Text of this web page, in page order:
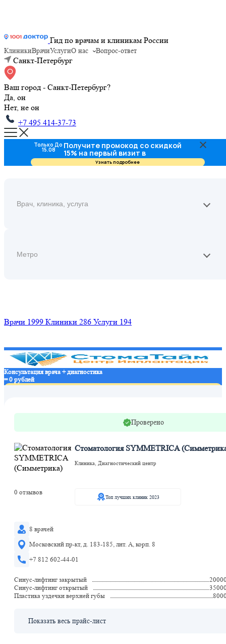
Гид по врачам и клиникам России
КлиникиВрачиУслугиО нас Вопрос-ответ
Санкт-Петербург
Ваш город - Санкт-Петербург?
Да, он
Нет, не он
+7 495 414-37-73
Врачи 1999 Клиники 286 Услуги 194
Консультация врача + диагностика
= 0 рублей
Проверено
Стоматология SYMMETRICA
Клиника, Диагностический центр
0 отзывов
Топ лучших клиник 2023
8 врачей
Московский пр-кт, д. 183-185, лит. А, корп. 8
+7 812 602-44-01
Синус-лифтинг закрытый
Синус-лифтинг открытый
Пластика уздечки верхней губы
Показать весь прайс-лист
Только До
15.08 Получите промокод со скидкой
15% на первый визит в
стоматологию
Узнать подробнее